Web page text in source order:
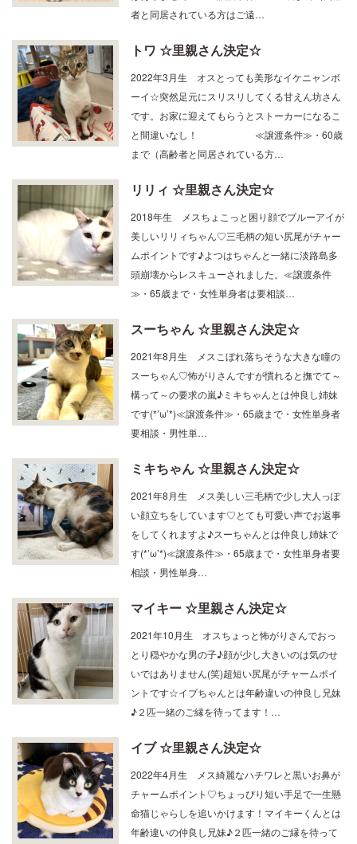
者と同居されている方はご遠…
トワ ☆里親さん決定☆
2022年3月生 オスとっても美形なイケニャンボ
ーイ☆突然足元にスリスリしてくる甘えん坊さん
です。お家に迎えてもらうとストーカーになるこ
と間違いなし！ ≪譲渡条件≫・60歳
まで（高齢者と同居されている方…
リリィ ☆里親さん決定☆
2018年生 メスちょこっと困り顔でブルーアイが
美しいリリィちゃん♡三毛柄の短い尻尾がチャー
ムポイントです♪よつはちゃんと一緒に淡路島多
頭崩壊からレスキューされました。≪譲渡条件
≫・65歳まで・女性単身者は要相談…
スーちゃん ☆里親さん決定☆
2021年8月生 メスこぼれ落ちそうな大きな瞳の
スーちゃん♡怖がりさんですが慣れると撫でて～
構って～の要求の嵐♪ミキちゃんとは仲良し姉妹
です(*’ω’*)≪譲渡条件≫・65歳まで・女性単身者
要相談・男性単…
ミキちゃん ☆里親さん決定☆
2021年8月生 メス美しい三毛柄で少し大人っぽ
い顔立ちをしています♡とても可愛い声でお返事
をしてくれますよ♪スーちゃんとは仲良し姉妹で
す(*’ω’*)≪譲渡条件≫・65歳まで・女性単身者要
相談・男性単身…
マイキー ☆里親さん決定☆
2021年10月生 オスちょっと怖がりさんでおっ
とり穏やかな男の子♪顔が少し大きいのは気のせ
いではありません(笑)超短い尻尾がチャームポイ
ントです☆イブちゃんとは年齢違いの仲良し兄妹
♪２匹一緒のご縁を待ってます！…
イブ ☆里親さん決定☆
2022年4月生 メス綺麗なハチワレと黒いお鼻が
チャームポイント♡ちょっぴり短い手足で一生懸
命猫じゃらしを追いかけます！マイキーくんとは
年齢違いの仲良し兄妹♪２匹一緒のご縁を待って